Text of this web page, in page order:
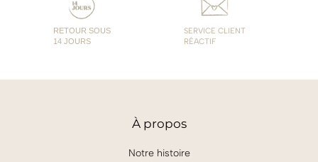
RETOUR SOUS
14 JOURS
SERVICE CLIENT
RÉACTIF
Àpropos
Notre histoire